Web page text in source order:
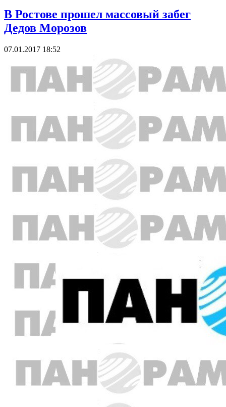
В Ростове прошел массовый забег
Дедов Морозов
07.01.2017 18:52